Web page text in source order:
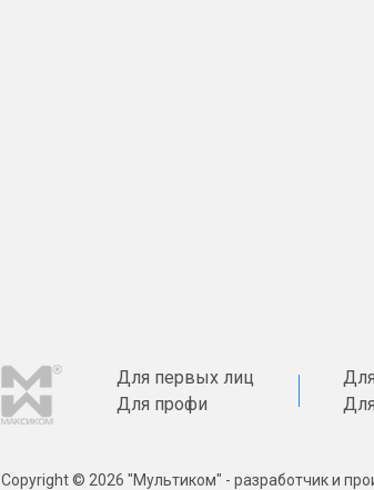
Для первых лиц
Для профи
Copyright © 2026 "Мультиком" - разработчик и